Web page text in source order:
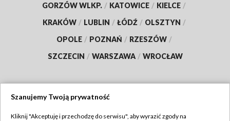
GORZÓW WLKP. / KATOWICE / KIELCE /
KRAKÓW / LUBLIN / ŁÓDŹ / OLSZTYN /
OPOLE / POZNAŃ / RZESZÓW /
SZCZECIN / WARSZAWA / WROCŁAW
Szanujemy Twoją prywatność
Kliknij "Akceptuję i przechodzę do serwisu", aby wyrazić zgody na